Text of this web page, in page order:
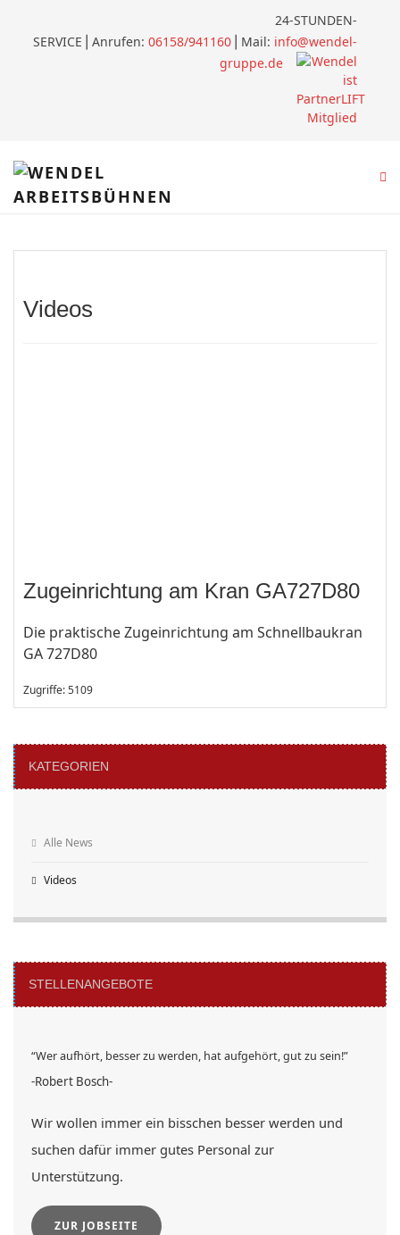
24-STUNDEN-
SERVICE
Anrufen: 06158/941160 ⎪Mail: info@wendel-
gruppe.de
Videos
Zugeinrichtung am Kran GA727D80
Die praktische Zugeinrichtung am Schnellbaukran
GA 727D80
Zugriffe: 5109
KATEGORIEN
Alle News
Videos
STELLENANGEBOTE
“Wer aufhört, besser zu werden, hat aufgehört, gut zu sein!”
-Robert Bosch-
Wir wollen immer ein bisschen besser werden und
suchen dafür immer gutes Personal zur
Unterstützung.
ZUR JOBSEITE